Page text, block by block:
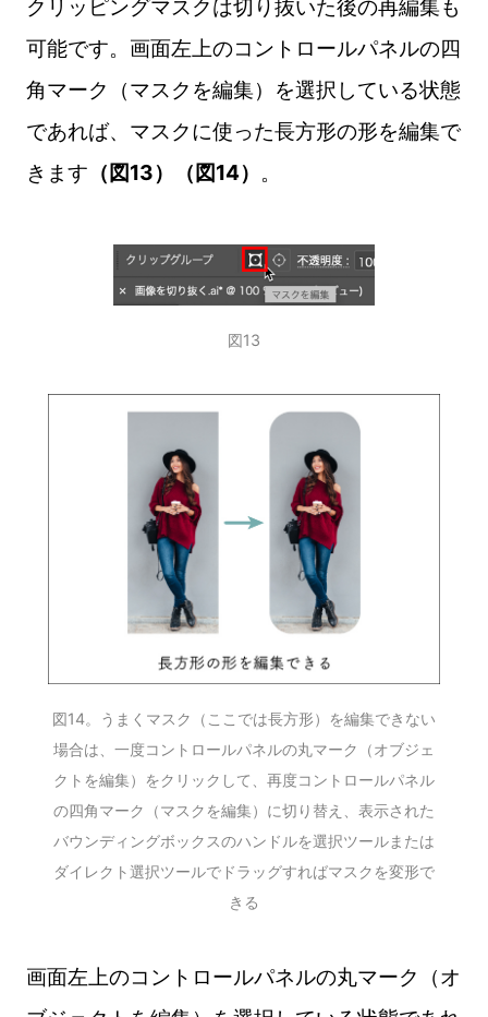
クリッピングマスクは切り抜いた後の再編集も
可能です。画面左上のコントロールパネルの四
角マーク（マスクを編集）を選択している状態
であれば、マスクに使った長方形の形を編集で
きます （図13）（図14） 。
図13
図14。うまくマスク（ここでは長方形）を編集できない
場合は、一度コントロールパネルの丸マーク（オブジェ
クトを編集）をクリックして、再度コントロールパネル
の四角マーク（マスクを編集）に切り替え、表示された
バウンディングボックスのハンドルを選択ツールまたは
ダイレクト選択ツールでドラッグすればマスクを変形で
きる
画面左上のコントロールパネルの丸マーク（オ